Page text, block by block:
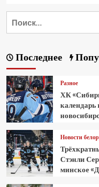
Последнее
Разное
ХК
календарь
Новости
Стэнли
минское